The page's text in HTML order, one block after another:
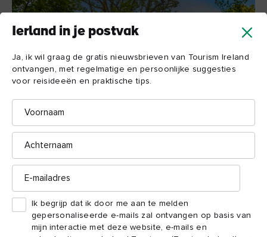
Ierland in je postvak
Ja, ik wil graag de gratis nieuwsbrieven van Tourism Ireland
ontvangen, met regelmatige en persoonlijke suggesties
voor reisideeën en praktische tips.
Voornaam
Achternaam
E-
mailadres
Ik begrijp dat ik door me aan te melden
gepersonaliseerde e-mails zal ontvangen op basis van
mijn interactie met deze website, e-mails en
Finn Lough, county Fermanagh
Er is veel te verkennen